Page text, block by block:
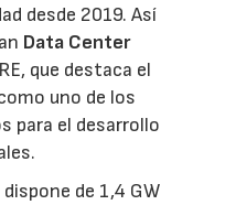
desde 2019. Así
Data Center
que destaca el
uno de los
para el desarrollo
de 1,4 GW